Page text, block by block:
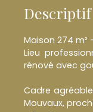
Maison 274 m²
Lieu
rénové avec
Cadre
Mouvaux,